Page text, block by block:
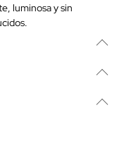
luminosa y sin